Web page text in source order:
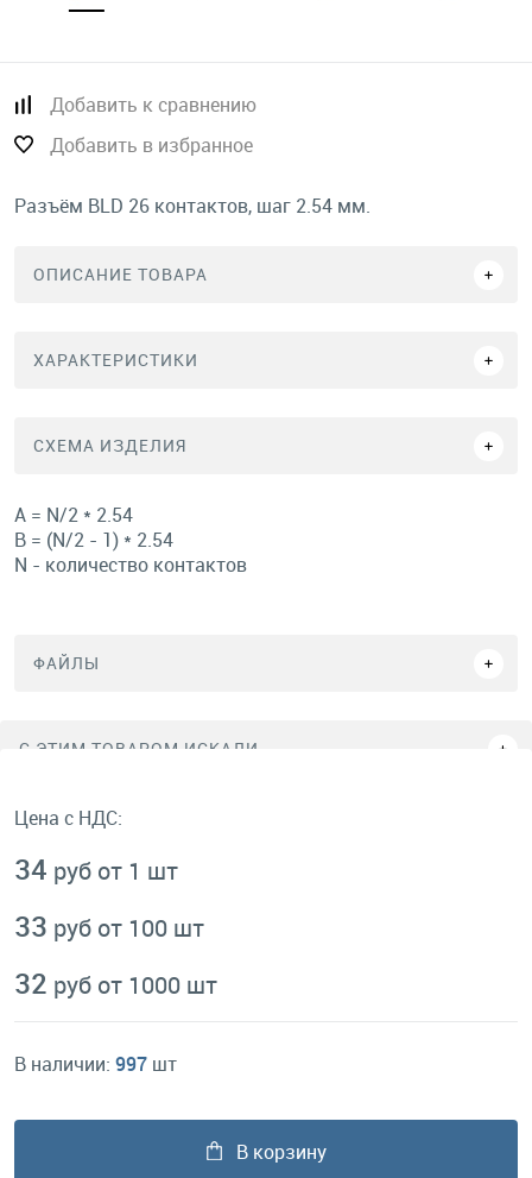
Добавить к сравнению
Добавить в избранное
Разъём BLD 26 контактов, шаг 2.54 мм.
ОПИСАНИЕ ТОВАРА
ХАРАКТЕРИСТИКИ
СХЕМА ИЗДЕЛИЯ
A = N/2 * 2.54
B = (N/2 - 1) * 2.54
N - количество контактов
ФАЙЛЫ
C ЭТИМ ТОВАРОМ ИСКАЛИ
Цена с НДС:
34 руб от 1 шт
33 руб от 100 шт
32 руб от 1000 шт
В наличии: 997 шт
В корзину